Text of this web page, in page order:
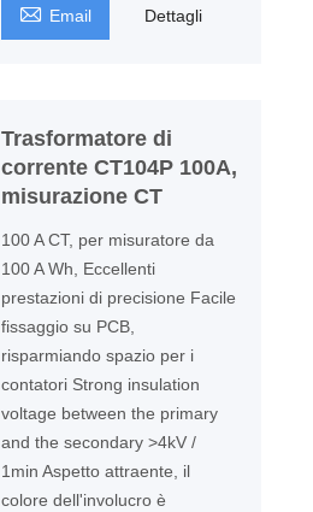
 Email Dettagli
Trasformatore di
corrente CT104P 100A,
misurazione CT
100 A CT, per misuratore da
100 A Wh, Eccellenti
prestazioni di precisione Facile
fissaggio su PCB,
risparmiando spazio per i
contatori Strong insulation
voltage between the primary
and the secondary >4kV /
1min Aspetto attraente, il
colore dell'involucro è